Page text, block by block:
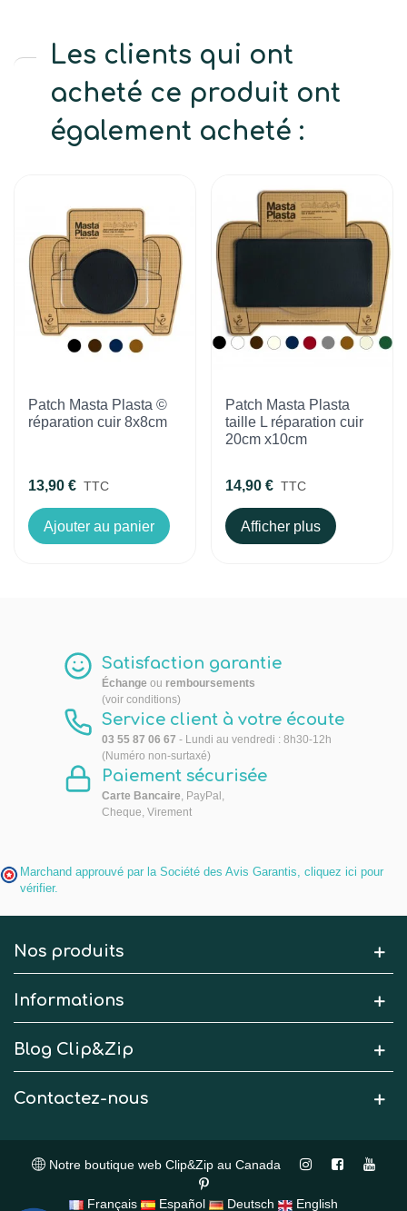
Les clients qui ont
acheté ce produit ont
également acheté :
Patch Masta Plasta ©
réparation cuir 8x8cm
13,90 € TTC
Ajouter au panier
Patch Masta Plasta
taille L réparation cuir
20cm x10cm
14,90 € TTC
Afficher plus
Satisfaction garantie
Échange ou remboursements
(voir conditions)
Service client à votre écoute
03 55 87 06 67 - Lundi au vendredi : 8h30-12h
(Numéro non-surtaxé)
Paiement sécurisée
Carte Bancaire, PayPal,
Cheque, Virement
Marchand approuvé par la Société des Avis Garantis, cliquez ici pour
vérifier.
Nos produits
Informations
Blog Clip&Zip
Contactez-nous
Notre boutique web Clip&Zip au Canada
Français Español Deutsch English